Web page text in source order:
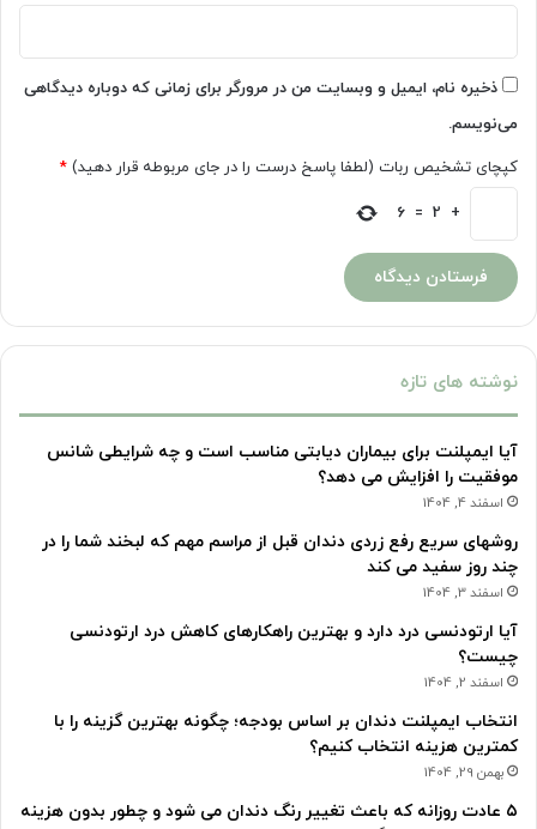
ذخیره نام، ایمیل و وبسایت من در مرورگر برای زمانی که دوباره دیدگاهی
می‌نویسم.
کپچای تشخیص ربات (لطفا پاسخ درست را در جای مربوطه قرار دهید) *
+
2
=
6
نوشته های تازه
آیا ایمپلنت برای بیماران دیابتی مناسب است و چه شرایطی شانس
موفقیت را افزایش می دهد؟
اسفند 4, 1404
روشهای سریع رفع زردی دندان قبل از مراسم مهم که لبخند شما را در
چند روز سفید می کند
اسفند 3, 1404
آیا ارتودنسی درد دارد و بهترین راهکارهای کاهش درد ارتودنسی
چیست؟
اسفند 2, 1404
انتخاب ایمپلنت دندان بر اساس بودجه؛ چگونه بهترین گزینه را با
کمترین هزینه انتخاب کنیم؟
بهمن 29, 1404
۵ عادت روزانه که باعث تغییر رنگ دندان می شود و چطور بدون هزینه